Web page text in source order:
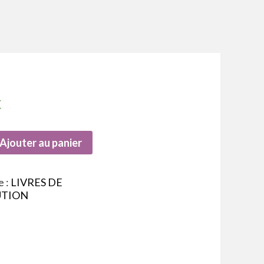
au panier
: LIVRES DE